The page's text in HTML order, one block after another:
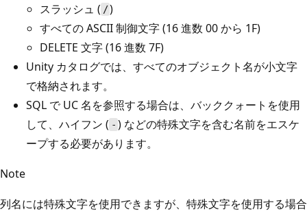
スラッシュ ( /)
すべての ASCII 制御文字 (16 進数 00 から 1F)
DELETE 文字 (16 進数 7F)
Unity カタログでは、すべてのオブジェクト名が小文字
で格納されます。
SQL で UC 名を参照する場合は、バッククォートを使用
して、ハイフン ( - ) などの特殊文字を含む名前をエスケ
ープする必要があります。
Note
列名には特殊文字を使用できますが、特殊文字を使用する場合